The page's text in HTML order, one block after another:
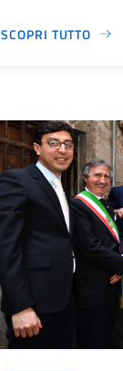
SCOPRI TUTTO